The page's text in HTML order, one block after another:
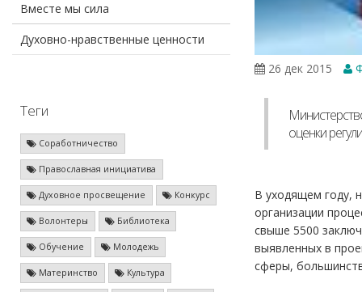
Вместе мы сила
Духовно-нравственные ценности
Теги
Соработничество
Православная инициатива
Духовное просвещение Конкурс
Волонтеры Библиотека
Обучение Молодежь
Материнство Культура
26 дек 2015
оценки
В уходящем году,
организации
свыше 5500
выявленных в
сферы,